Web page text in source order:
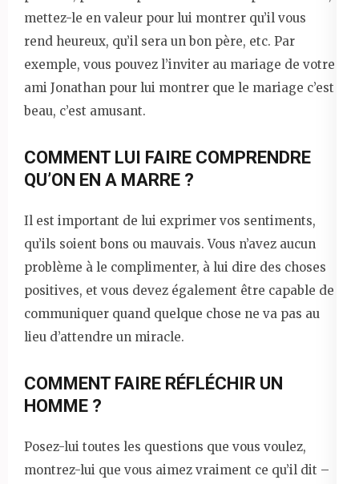
mettez-le en valeur pour lui montrer qu’il vous
rend heureux, qu’il sera un bon père, etc. Par
exemple, vous pouvez l’inviter au mariage de votre
ami Jonathan pour lui montrer que le mariage c’est
beau, c’est amusant.
COMMENT LUI FAIRE COMPRENDRE
QU’ON EN A MARRE ?
Il est important de lui exprimer vos sentiments,
qu’ils soient bons ou mauvais. Vous n’avez aucun
problème à le complimenter, à lui dire des choses
positives, et vous devez également être capable de
communiquer quand quelque chose ne va pas au
lieu d’attendre un miracle.
COMMENT FAIRE RÉFLÉCHIR UN
HOMME ?
Posez-lui toutes les questions que vous voulez,
montrez-lui que vous aimez vraiment ce qu’il dit –